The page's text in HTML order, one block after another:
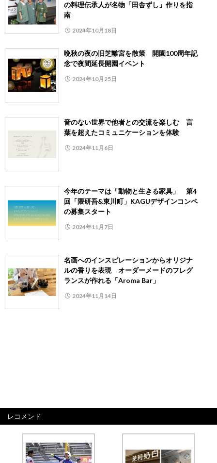
の料理伝承人が名物「田舎ずし」作りを指
南
2024年10月18日
晩秋の夜の旧芝離宮を散策 開園100周年記
念で夜間延長開園イベント
2024年10月25日
音のない世界で他者との交流を楽しむ 言
葉を超えたコミュニケーションを体験
2024年11月6日
今年のテーマは「動物と生きる家具」 第4
回「隈研吾&東川町」KAGUデザインコンペ
の募集スタート
2024年11月7日
名画へのインスピレーションからオリジナ
ルの香りを表現 オーダーメードのフレグ
ランスが作れる「Aroma Bar」
2024年11月14日
レコメンド